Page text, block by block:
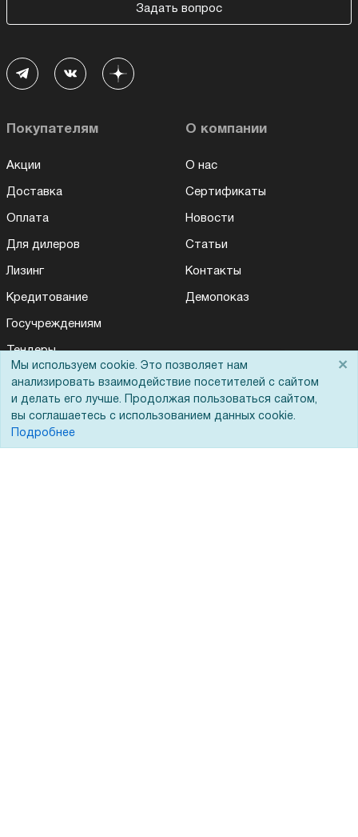
Задать вопрос
Покупателям
Акции
Доставка
Оплата
Для дилеров
Лизинг
Кредитование
Госучреждениям
Тендеры
Бренды
ЭДО
О компании
О нас
Сертификаты
Новости
Статьи
Контакты
Демопоказ
Мы используем cookie. Это позволяет нам
анализировать взаимодействие посетителей с сайтом
и делать его лучше. Продолжая пользоваться сайтом,
вы соглашаетесь с использованием данных cookie.
Подробнее
×
Для Вас доступно эксклюзивное приложение при
заказе этого товара
Получить скидку Не показывать